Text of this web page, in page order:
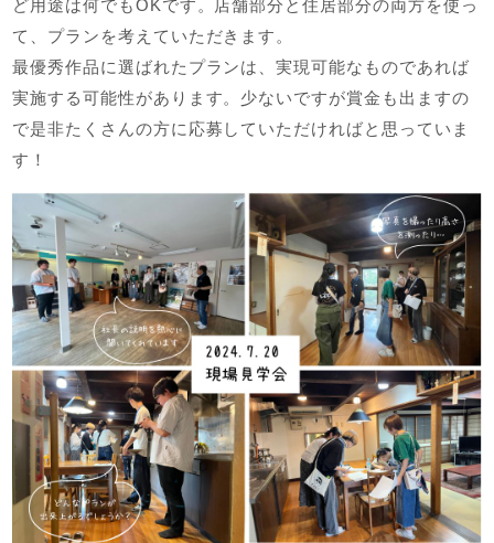
ど用途は何でもOKです。店舗部分と住居部分の両方を使っ
て、プランを考えていただきます。
最優秀作品に選ばれたプランは、実現可能なものであれば
実施する可能性があります。少ないですが賞金も出ますの
で是非たくさんの方に応募していただければと思っていま
す！